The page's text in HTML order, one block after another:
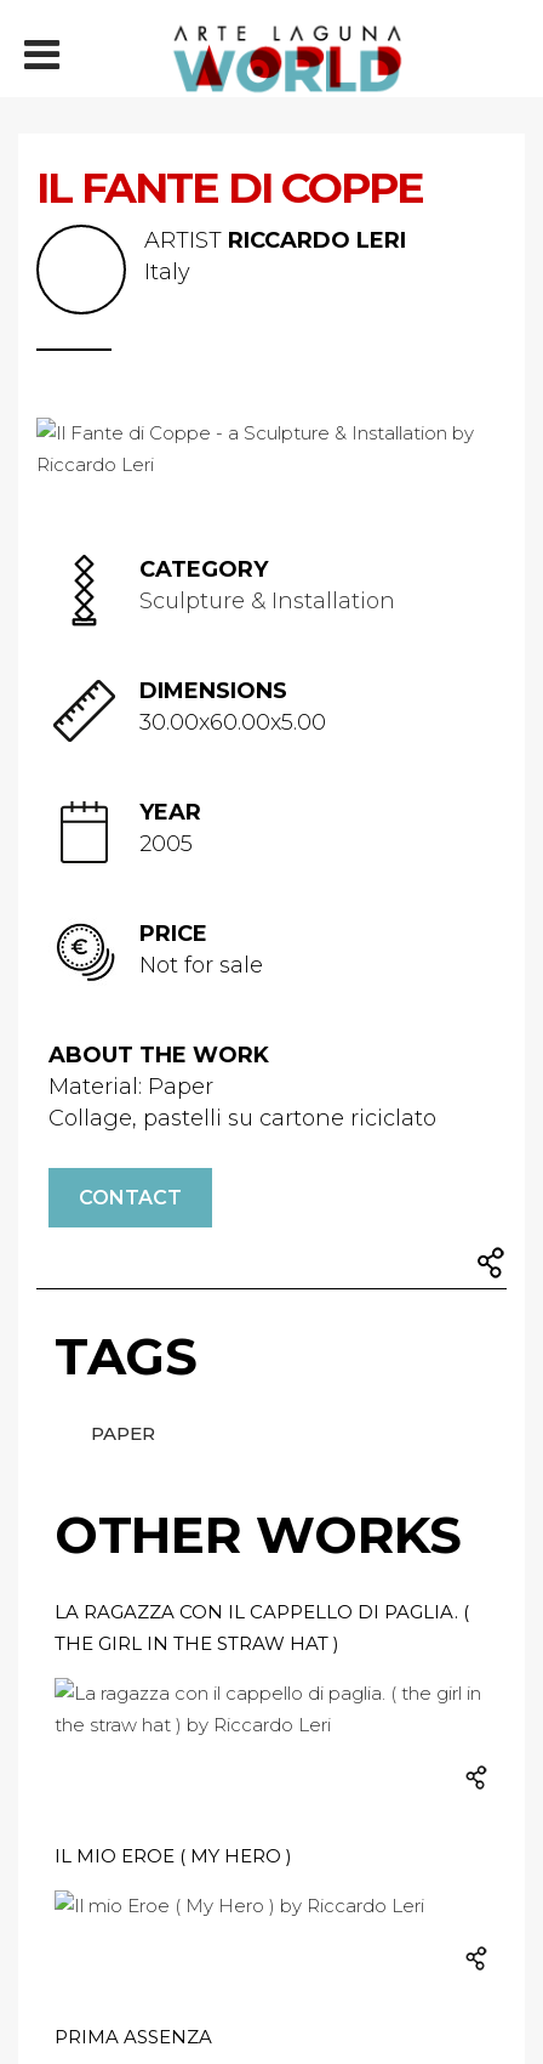
IL FANTE DI COPPE
ARTIST RICCARDO LERI
Italy
CATEGORY
Sculpture & Installation
DIMENSIONS
30.00x60.00x5.00
YEAR
2005
PRICE
Not for sale
ABOUT THE WORK
Material: Paper
Collage, pastelli su cartone riciclato
CONTACT
TAGS
PAPER
OTHER WORKS
LA RAGAZZA CON IL CAPPELLO DI PAGLIA. (
THE GIRL IN THE STRAW HAT )
IL MIO EROE ( MY HERO )
PRIMA ASSENZA